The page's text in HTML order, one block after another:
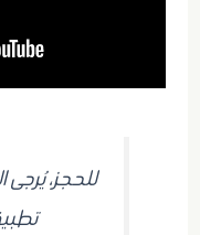
للحجز، يُرجى